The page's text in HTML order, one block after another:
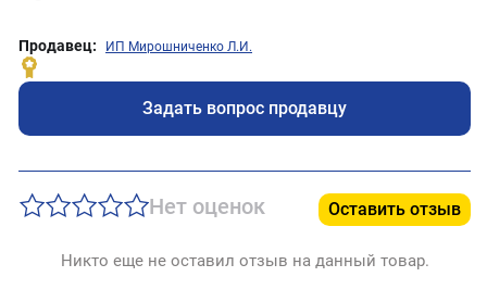
Продавец: ИП Мирошниченко Л.И.
Задать вопрос продавцу
Нет оценок Оставить отзыв
Никто еще не оставил отзыв на данный товар.